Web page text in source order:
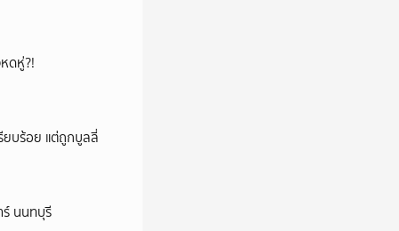
ดหู่?!
ยบร้อย แต่ถูกบูลลี่
ร์ นนทบุรี